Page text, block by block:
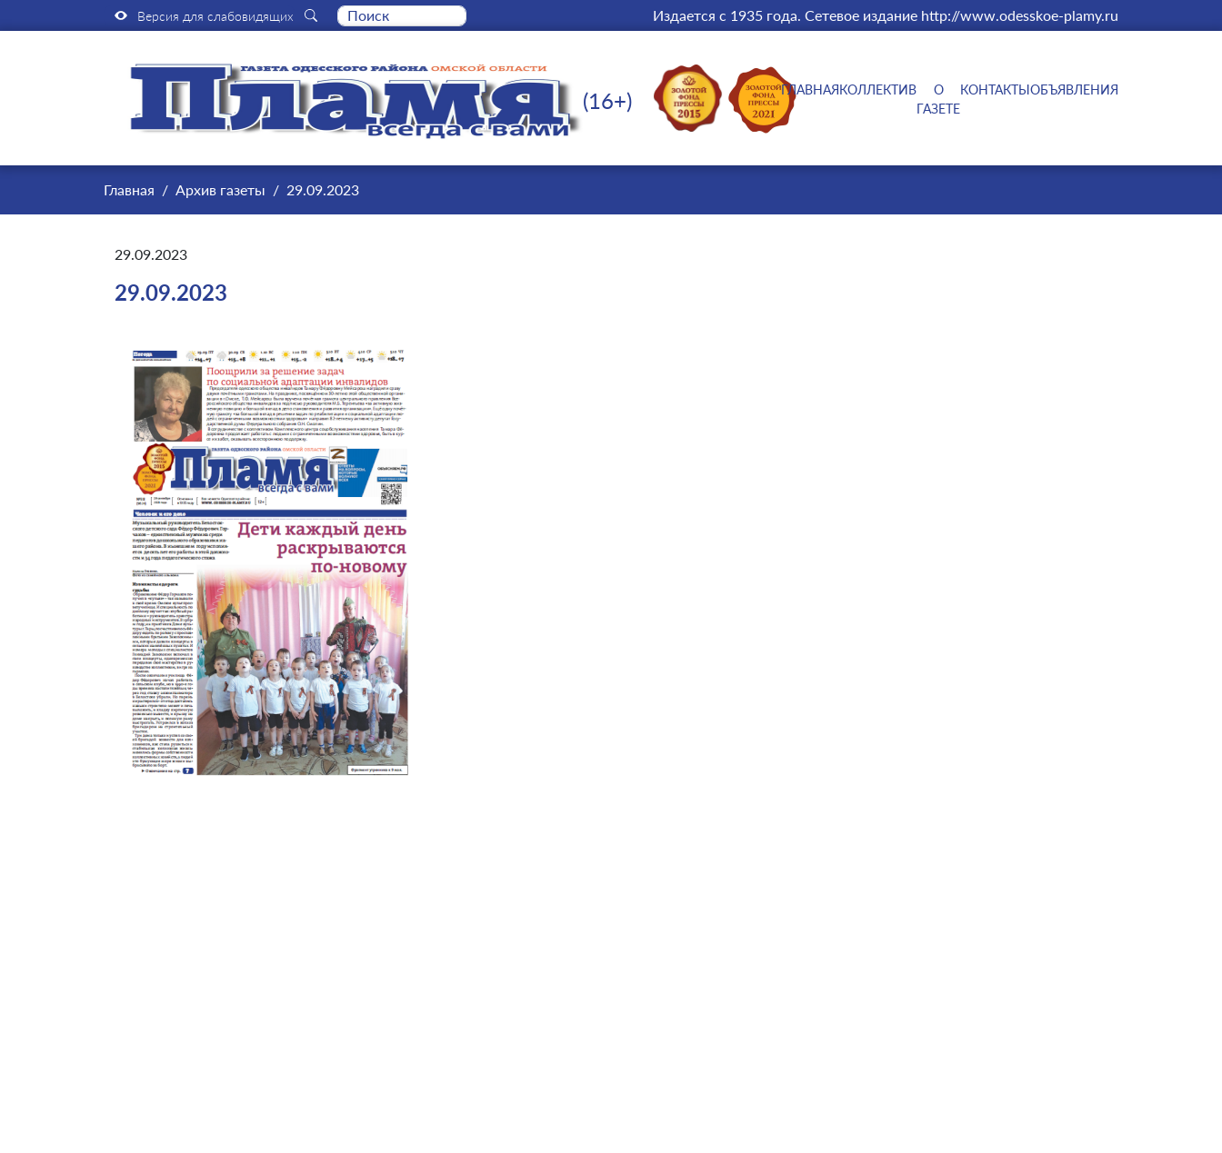
Версия для слабовидящих Издается с 1935 года. Сетевое издание http://www.odesskoe-plamy.ru
(16+) ГЛАВНАЯКОЛЛЕКТИВ
О
ГАЗЕТЕ
КОНТАКТЫОБЪЯВЛЕНИЯ
Главная Архив газеты 29.09.2023
29.09.2023
29.09.2023